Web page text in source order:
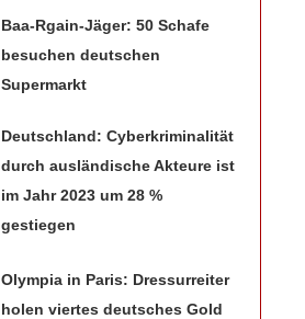
Baa-Rgain-Jäger: 50 Schafe
besuchen deutschen
Supermarkt
Deutschland: Cyberkriminalität
durch ausländische Akteure ist
im Jahr 2023 um 28 %
gestiegen
Olympia in Paris: Dressurreiter
holen viertes deutsches Gold